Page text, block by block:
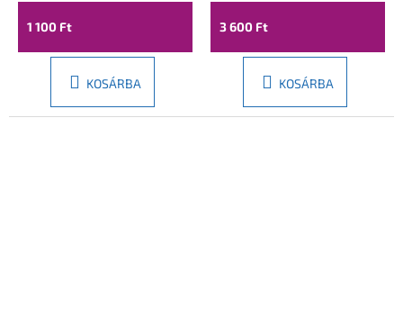
1 100 Ft
KOSÁRBA
3 600 Ft
KOSÁRBA